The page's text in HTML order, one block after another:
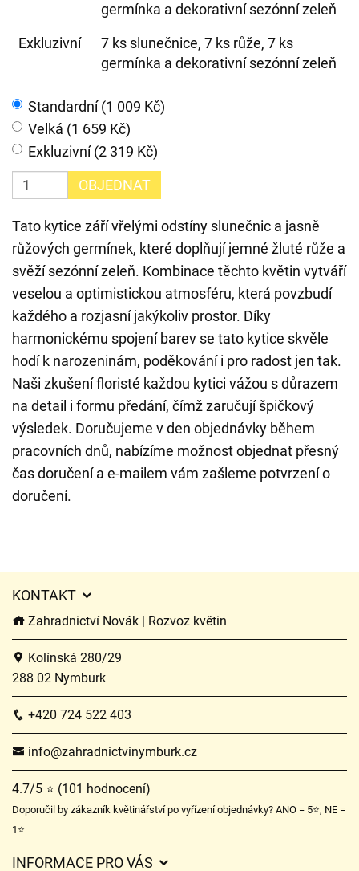
germínka a dekorativní sezónní zeleň
Exkluzivní
7 ks slunečnice, 7 ks růže, 7 ks
germínka a dekorativní sezónní zeleň
Standardní (1 009 Kč)
Velká (1 659 Kč)
Exkluzivní (2 319 Kč)
OBJEDNAT
Tato kytice září vřelými odstíny slunečnic a jasně
růžových germínek, které doplňují jemné žluté růže a
svěží sezónní zeleň. Kombinace těchto květin vytváří
veselou a optimistickou atmosféru, která povzbudí
každého a rozjasní jakýkoliv prostor. Díky
harmonickému spojení barev se tato kytice skvěle
hodí k narozeninám, poděkování i pro radost jen tak.
Naši zkušení floristé každou kytici vážou s důrazem
na detail i formu předání, čímž zaručují špičkový
výsledek. Doručujeme v den objednávky během
pracovních dnů, nabízíme možnost objednat přesný
čas doručení a e-mailem vám zašleme potvrzení o
doručení.
KONTAKT
Zahradnictví Novák | Rozvoz květin
Kolínská 280/29
288 02 Nymburk
+420 724 522 403
info@zahradnictvinymburk.cz
4.7/5 ⭐ (101 hodnocení)
Doporučil by zákazník květinářství po vyřízení objednávky? ANO = 5⭐, NE =
1⭐
INFORMACE PRO VÁS